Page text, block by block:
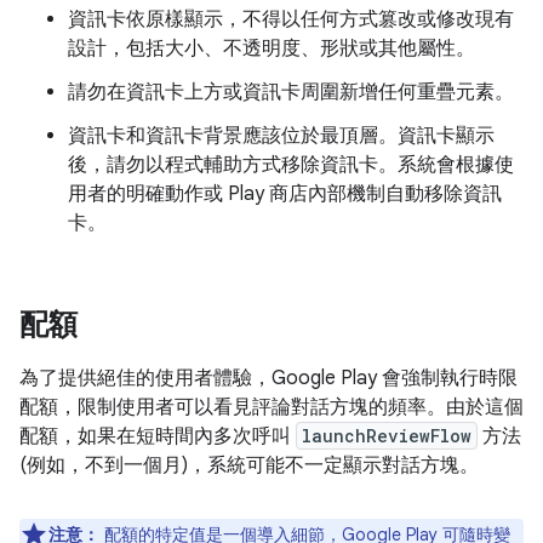
資訊卡依原樣顯示，不得以任何方式篡改或修改現有
設計，包括大小、不透明度、形狀或其他屬性。
請勿在資訊卡上方或資訊卡周圍新增任何重疊元素。
資訊卡和資訊卡背景應該位於最頂層。資訊卡顯示
後，請勿以程式輔助方式移除資訊卡。系統會根據使
用者的明確動作或 Play 商店內部機制自動移除資訊
卡。
配額
為了提供絕佳的使用者體驗，Google Play 會強制執行時限
配額，限制使用者可以看見評論對話方塊的頻率。由於這個
配額，如果在短時間內多次呼叫
launchReviewFlow 方法
(例如，不到一個月)，系統可能不一定顯示對話方塊。
注意： 配額的特定值是一個導入細節，Google Play 可隨時變